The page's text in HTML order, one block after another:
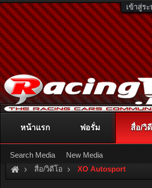
เข้าสู่ร
ติดต่อลงโฆษณา racingweb@gmail.comหรือ
หรืออ่านรายละเอียดเพิ่มเติม
สื่อ/วิดีโอ XO Autosport
หน้าแรก ฟอรั่ม สื่อ/วิ
Search Media New Media